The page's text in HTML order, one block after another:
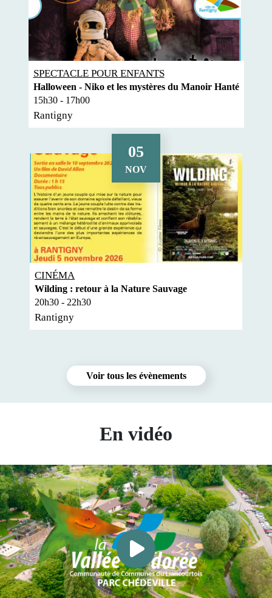
SPECTACLE POUR ENFANTS
Halloween - Niko et les mystères du Manoir Hanté
15h30 - 17h00
Rantigny
05
NOV
CINÉMA
Wilding : retour à la Nature Sauvage
20h30 - 22h30
Rantigny
Voir tous les évènements
En vidéo